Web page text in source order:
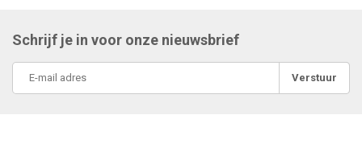
Schrijf je in voor onze nieuwsbrief
Verstuur